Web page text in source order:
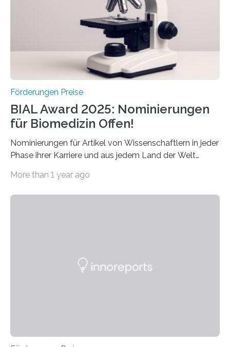
Forscherinnen und Forscher unter 40 Jahren. Geehrt
werden soll eine herausragende Doktorarbeit oder eine
hochrangige wissenschaftliche Publikation zum Thema
Förderungen Preise
BIAL Award 2025: Nominierungen
für Biomedizin Offen!
Nominierungen für Artikel von Wissenschaftlern in jeder
Phase ihrer Karriere und aus jedem Land der Welt
Leben gerufen, um die bemerkenswertesten
Foundation, des BIAL Award in Biomedicine ist in
More than 1 year ago